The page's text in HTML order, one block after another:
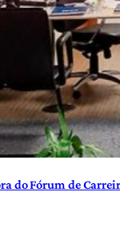
do Fórum de